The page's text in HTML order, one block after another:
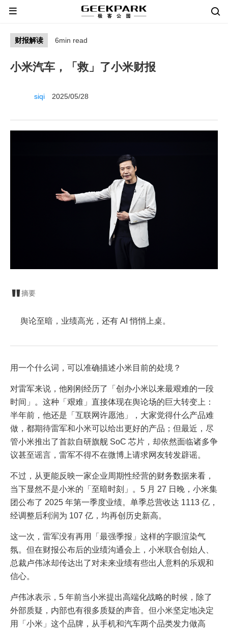
财报解读 6min read
小米汽车，「救」了小米财报
siqi 2025/05/28
摘要
舆论至暗，业绩高光，还有 AI 悄悄上桌。
用一个什么词，可以准确描述小米目前的处境？
对雷军来说，他刚刚经历了「创办小米以来最艰难的一段
时间」。这种「艰难」直接体现在舆论场的巨大转变上：
半年前，他还是「互联网许愿池」，大家觉得什么产品难
做，都期待雷军和小米可以给出更好的产品；但最近，尽
管小米推出了首款自研旗舰 SoC 芯片，却依然面临诸多争
议甚至谣言，雷军不得不在微博上请求网友转发辟谣。
不过，从更能反映一家企业周期性经营的财务数据来看，
当下显然不是小米的「至暗时刻」。5 月 27 日晚，小米集
团公布了 2025 年第一季度业绩。单季总营收达 1113 亿，
经调整后利润为 107 亿，均再创历史新高。
这一次，雷军没有再用「最强季报」这样的字眼渲染气
氛。但在财报公布后的业绩沟通会上，小米联合创始人、
总裁卢伟冰却传达出了对未来业绩有些出人意料的乐观和
信心。
卢伟冰表示，5 年前当小米提出高端化战略的时候，除了
外部质疑，内部也有很多质疑的声音。但小米坚定地决定
用「小米」这个品牌，从手机和汽车两个品类发力做高